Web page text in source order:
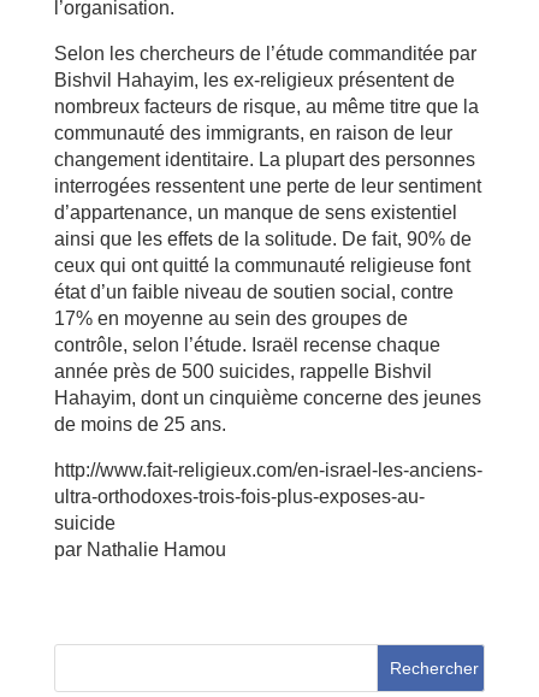
l’organisation.
Selon les chercheurs de l’étude commanditée par
Bishvil Hahayim, les ex-religieux présentent de
nombreux facteurs de risque, au même titre que la
communauté des immigrants, en raison de leur
changement identitaire. La plupart des personnes
interrogées ressentent une perte de leur sentiment
d’appartenance, un manque de sens existentiel
ainsi que les effets de la solitude. De fait, 90% de
ceux qui ont quitté la communauté religieuse font
état d’un faible niveau de soutien social, contre
17% en moyenne au sein des groupes de
contrôle, selon l’étude. Israël recense chaque
année près de 500 suicides, rappelle Bishvil
Hahayim, dont un cinquième concerne des jeunes
de moins de 25 ans.
http://www.fait-religieux.com/en-israel-les-anciens-
ultra-orthodoxes-trois-fois-plus-exposes-au-
suicide
par Nathalie Hamou